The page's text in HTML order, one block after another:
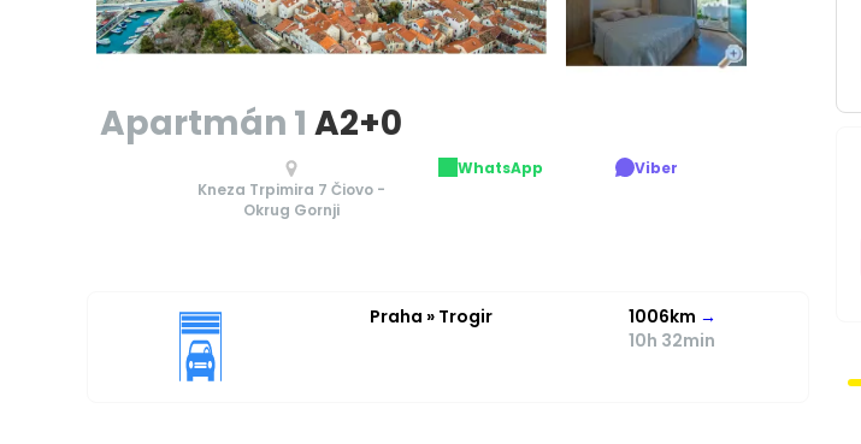
Apartmán 1 A2+0
Kneza Trpimira 7 Čiovo -
Okrug Gornji
WhatsApp Viber
Praha » Trogir 1006km →
10h 32min